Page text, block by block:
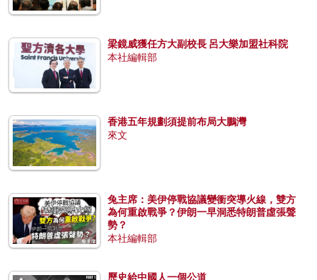
梁鏡威獲任方大副校長 呂大樂加盟社科院
本社編輯部
香港五年規劃須提前布局大鵬灣
來文
兔主席：美伊停戰協議變衝突導火線，雙方
為何重啟戰爭？伊朗一早洞悉特朗普虛張聲
勢？
本社編輯部
歷史給中國人一個公道